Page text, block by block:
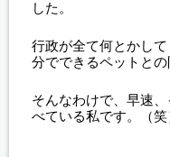
した。
行政が全て何とかし
分でできるペットとの
そんなわけで、早速
べている私です。（笑